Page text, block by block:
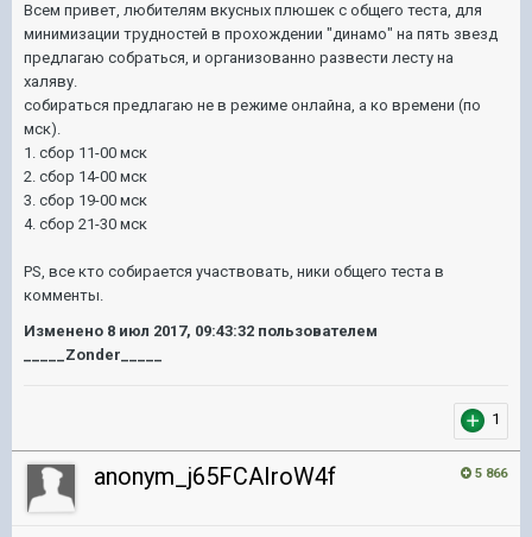
Всем привет, любителям вкусных плюшек с общего теста, для
минимизации трудностей в прохождении "динамо" на пять звезд
предлагаю собраться, и организованно развести лесту на
халяву.
собираться предлагаю не в режиме онлайна, а ко времени (по
мск).
1. сбор 11-00 мск
2. сбор 14-00 мск
3. сбор 19-00 мск
4. сбор 21-30 мск
PS, все кто собирается участвовать, ники общего теста в
комменты.
Изменено 8 июл 2017, 09:43:32 пользователем
_____Zonder_____
1
5 866
anonym_j65FCAIroW4f